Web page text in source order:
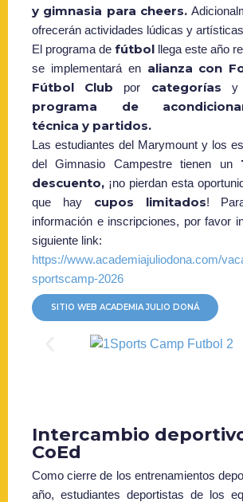
y gimnasia para cheers.
ofrecerán actividades lúdicas y
El programa defútbol llega este año
se implementará en alianza con
Fútbol Club por categorías y
programa de
técnica y partidos.
Las estudiantes del Marymount y los
del Gimnasio Campestre tienen un
descuento, ¡no pierdan esta
que hay cupos limitados!
información e inscripciones, por favor
siguiente link:
https://www.academiajuliodona.com/
sportscamp-2026
SITIO WEB ACADEMIA JULIO DONÁ
Intercambio
CoEd
Como cierre de los entrenamientos
año, estudiantes deportistas de los